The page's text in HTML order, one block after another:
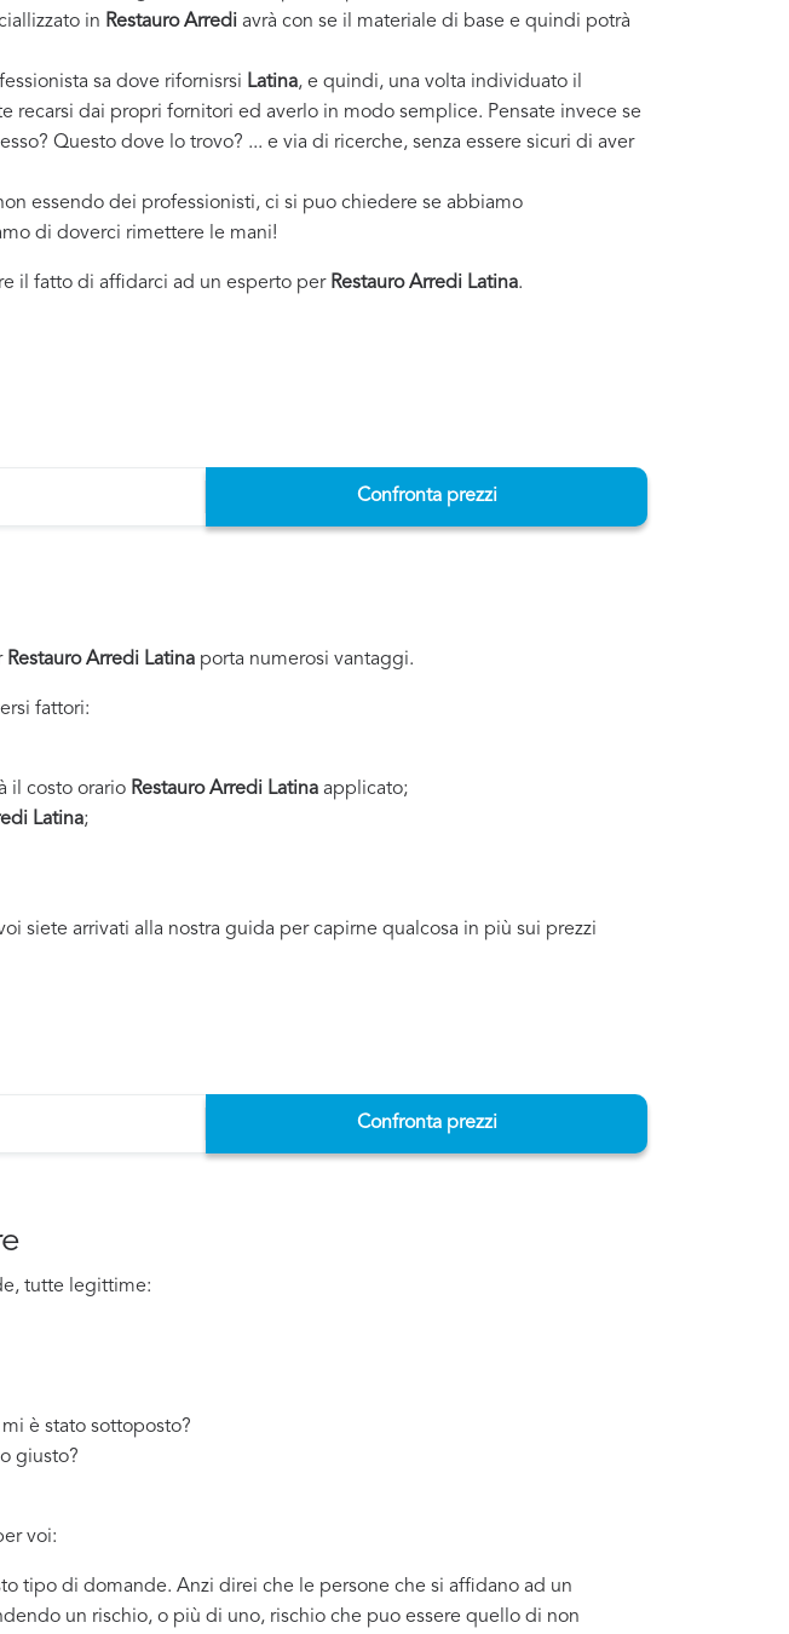
in Restauro Arredi avrà con se il materiale di base e quindi potrà
sa dove rifornisrsi Latina, e quindi, una volta individuato il
recarsi dai propri fornitori ed averlo in modo semplice. Pensate invece se
Questo dove lo trovo? ... e via di ricerche, senza essere sicuri di aver
essendo dei professionisti, ci si puo chiedere se abbiamo
di doverci rimettere le mani!
il fatto di affidarci ad un esperto per Restauro Arredi Latina.
Confronta prezzi
Restauro Arredi Latina porta numerosi vantaggi.
fattori:
il costo orario Restauro Arredi Latina applicato;
Latina;
siete arrivati alla nostra guida per capirne qualcosa in più sui prezzi
Confronta prezzi
tutte legittime:
è stato sottoposto?
giusto?
voi:
tipo di domande. Anzi direi che le persone che si affidano ad un
un rischio, o più di uno, rischio che puo essere quello di non